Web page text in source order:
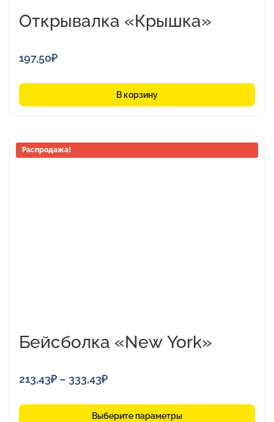
Открывалка «Крышка»
197,50₽
В корзину
Распродажа!
Бейсболка «New York»
213,43₽ – 333,43₽Диапазон
213,43₽
Выберите параметры
Этот
товар